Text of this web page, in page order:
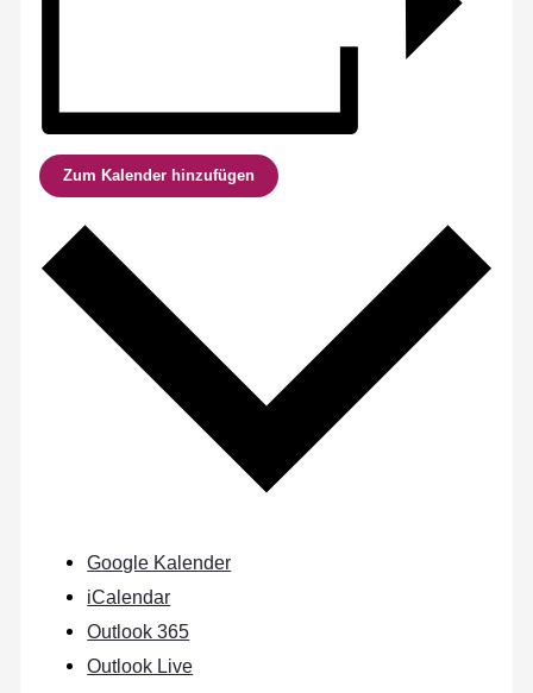
Zum Kalender hinzufügen
Google Kalender
iCalendar
Outlook 365
Outlook Live